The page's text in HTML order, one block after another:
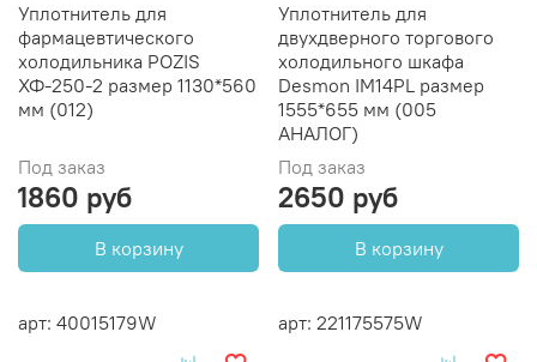
Уплотнитель для
фармацевтического
холодильника POZIS
ХФ-250-2 размер 1130*560
мм (012)
Под заказ
1860 руб
В корзину
Уплотнитель для
двухдверного торгового
холодильного шкафа
Desmon IM14PL размер
1555*655 мм (005
АНАЛОГ)
Под заказ
2650 руб
В корзину
арт: 40015179W арт: 221175575W